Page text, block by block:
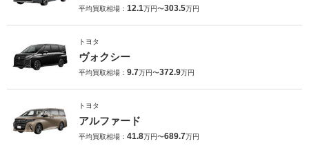
平均買取相場： 12.1万円〜303.5万円
トヨタ
ヴォクシー
平均買取相場： 9.7万円〜372.9万円
トヨタ
アルファード
平均買取相場： 41.8万円〜689.7万円